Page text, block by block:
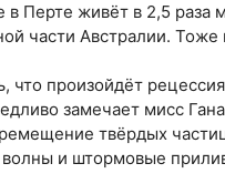
в Перте живёт в 2,5
части Австралии.
что произойдёт
замечает мисс
твёрдых
и штормовые